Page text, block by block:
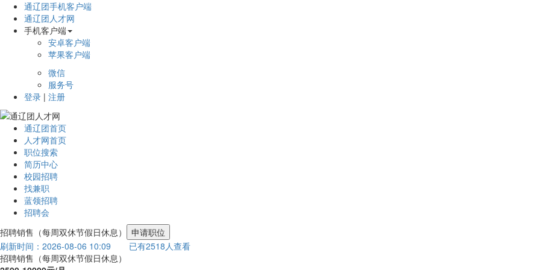
通辽团手机客户端
通辽团人才网
手机客户端
安卓客户端
苹果客户端
微信
服务号
登录 | 注册
通辽团首页
人才网首页
职位搜索
简历中心
校园招聘
找兼职
蓝领招聘
招聘会
招聘销售（每周双休节假日休息）
申请职位
刷新时间：2026-08-06 10:09
已有2518人查看
招聘销售（每周双休节假日休息）